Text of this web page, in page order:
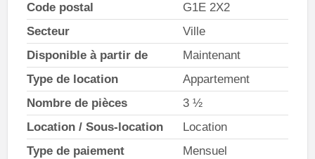
Code postal
G1E 2X2
Secteur
Ville
Disponible à partir de
Maintenant
Type de location
Appartement
Nombre de pièces
3 ½
Location / Sous-location
Location
Type de paiement
Mensuel